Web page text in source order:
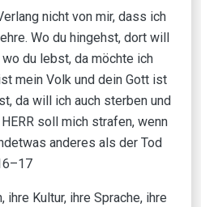
nicht von mir, dass ich
Wo du hingehst, dort will
wo du lebst, da möchte ich
mein Volk und dein Gott ist
da will ich auch sterben und
soll mich strafen, wenn
anderes als der Tod
ihre Kultur, ihre Sprache, ihre